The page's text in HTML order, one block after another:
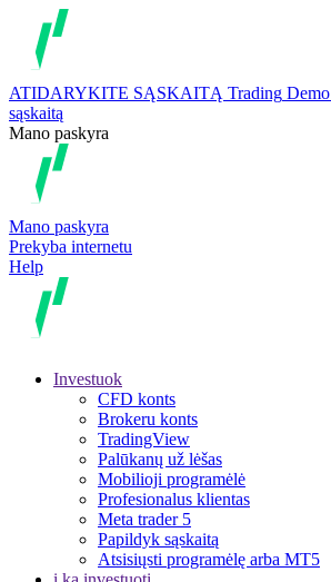
ATIDARYKITE SĄSKAITĄ Trading Demo
sąskaitą
Mano paskyra
Mano paskyra
Prekyba internetu
Help
Investuok
CFD konts
Brokeru konts
TradingView
Palūkanų už lėšas
Mobilioji programėlė
Profesionalus klientas
Meta trader 5
Papildyk sąskaitą
Atsisiųsti programėlę arba MT5